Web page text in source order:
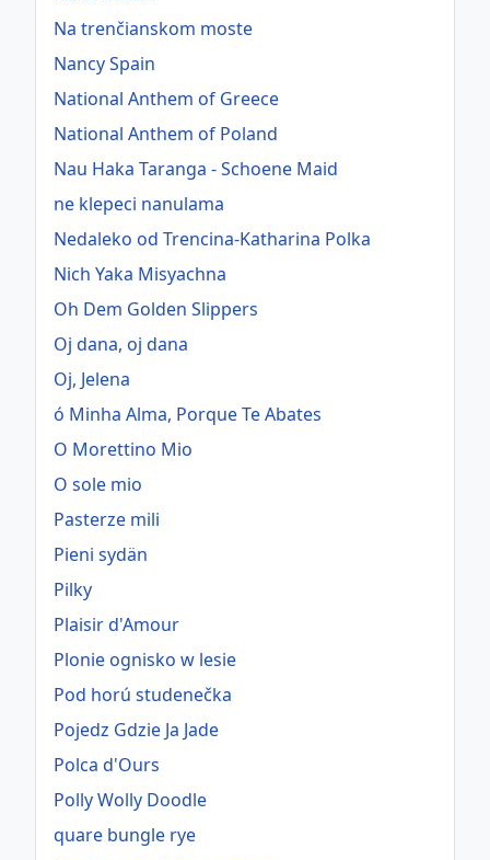
Na trenčianskom moste
Nancy Spain
National Anthem of Greece
National Anthem of Poland
Nau Haka Taranga - Schoene Maid
ne klepeci nanulama
Nedaleko od Trencina-Katharina Polka
Nich Yaka Misyachna
Oh Dem Golden Slippers
Oj dana, oj dana
Oj, Jelena
ó Minha Alma, Porque Te Abates
O Morettino Mio
O sole mio
Pasterze mili
Pieni sydän
Pilky
Plaisir d'Amour
Plonie ognisko w lesie
Pod horú studenečka
Pojedz Gdzie Ja Jade
Polca d'Ours
Polly Wolly Doodle
quare bungle rye